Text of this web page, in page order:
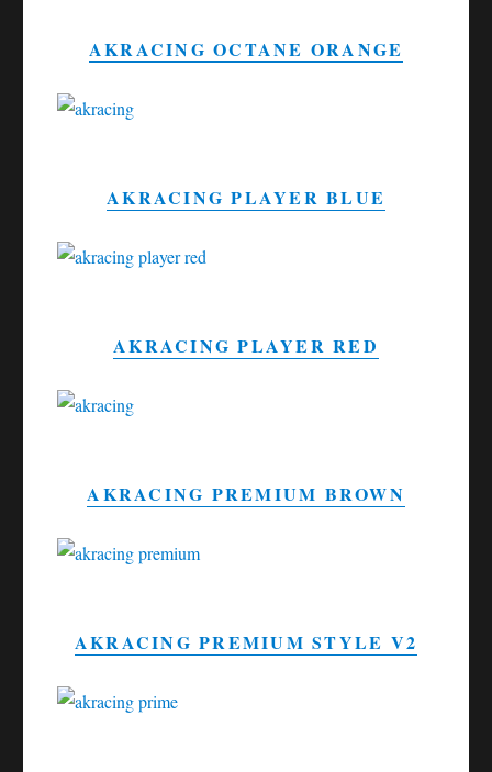
AKRACING OCTANE ORANGE
AKRACING PLAYER BLUE
AKRACING PLAYER RED
AKRACING PREMIUM BROWN
AKRACING PREMIUM STYLE V2